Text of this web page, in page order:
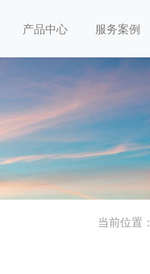
产品中心 服务案例
当前位置：